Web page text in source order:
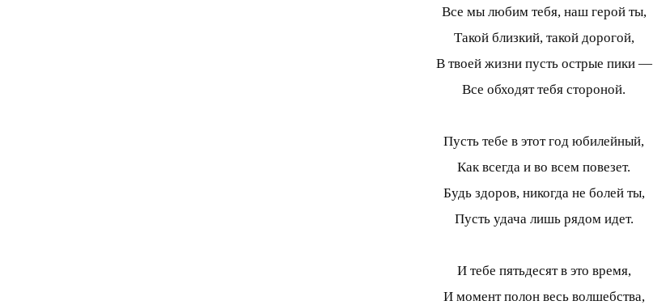
Все мы любим тебя, наш герой ты,
Такой близкий, такой дорогой,
В твоей жизни пусть острые пики —
Все обходят тебя стороной.
Пусть тебе в этот год юбилейный,
Как всегда и во всем повезет.
Будь здоров, никогда не болей ты,
Пусть удача лишь рядом идет.
И тебе пятьдесят в это время,
И момент полон весь волшебства,